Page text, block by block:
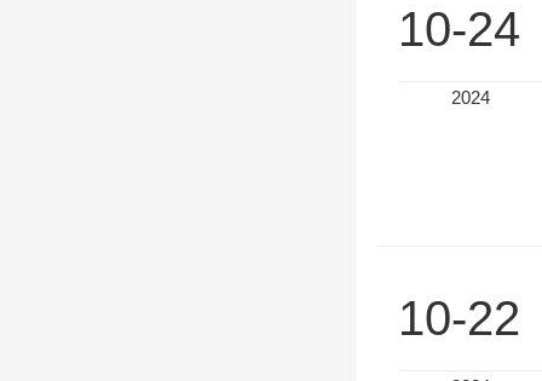
10-24
2024
10-22